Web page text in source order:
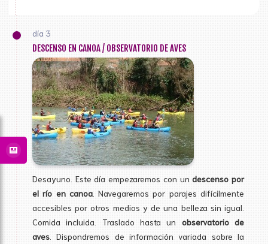
día 3
DESCENSO EN CANOA / OBSERVATORIO DE AVES
Desayuno. Este día empezaremos con undescenso por
el río en canoa. Navegaremos por parajes difícilmente
accesibles por otros medios y de una belleza sin igual.
Comida incluida. Traslado hasta un observatorio de
aves . Dispondremos de información variada sobre la